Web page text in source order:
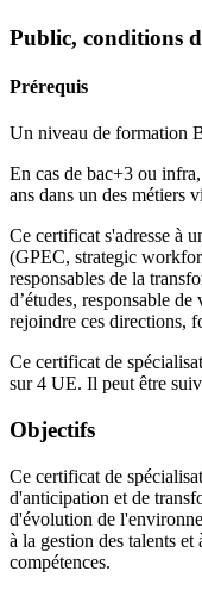
Public, conditions
Prérequis
Un niveau de formation
En cas de bac+3 ou
ans dans un des métiers
Ce certificat s'adresse à
(GPEC, strategic
responsables de la
d’études, responsable
rejoindre ces directions,
Ce certificat de
sur 4 UE. Il peut être
Objectifs
Ce certificat de
d'anticipation et de
d'évolution de
à la gestion des talents et
compétences.